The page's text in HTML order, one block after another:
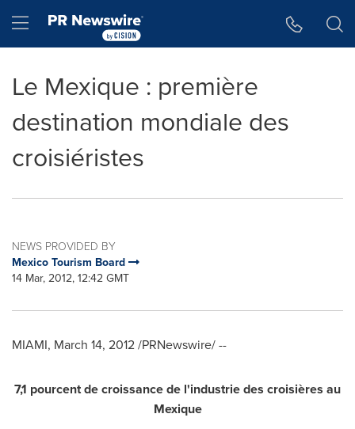
Hamburger menu
Le Mexique : première
destination mondiale des
croisiéristes
NEWS PROVIDED BY
Mexico Tourism Board
14 Mar, 2012, 12:42 GMT
MIAMI, March 14, 2012/PRNewswire/ --
7,1 pourcent de croissance de l'industrie des croisières au
Mexique